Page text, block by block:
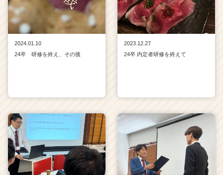
2024.01.10
24卒 研修を終え、その後
2023.12.27
24卒 内定者研修を終えて